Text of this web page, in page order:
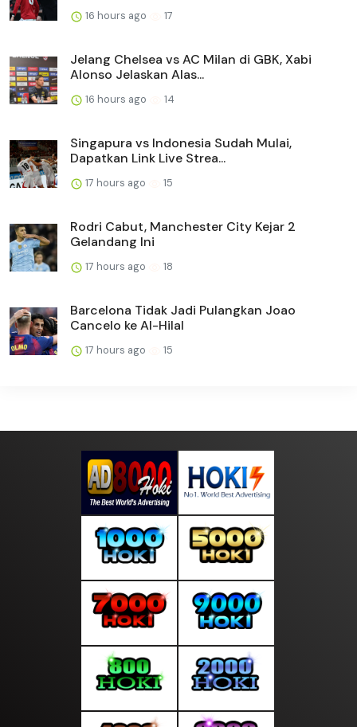
16 hours ago 17
Jelang Chelsea vs AC Milan di GBK, Xabi
Alonso Jelaskan Alas...
16 hours ago 14
Singapura vs Indonesia Sudah Mulai,
Dapatkan Link Live Strea...
17 hours ago 15
Rodri Cabut, Manchester City Kejar 2
Gelandang Ini
17 hours ago 18
Barcelona Tidak Jadi Pulangkan Joao
Cancelo ke Al-Hilal
17 hours ago 15